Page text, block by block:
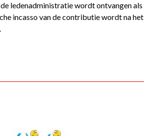
ledenadministratie wordt ontvangen als
incasso van de contributie wordt na het